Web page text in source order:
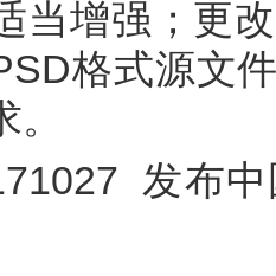
当增强；更
格式源文
发布